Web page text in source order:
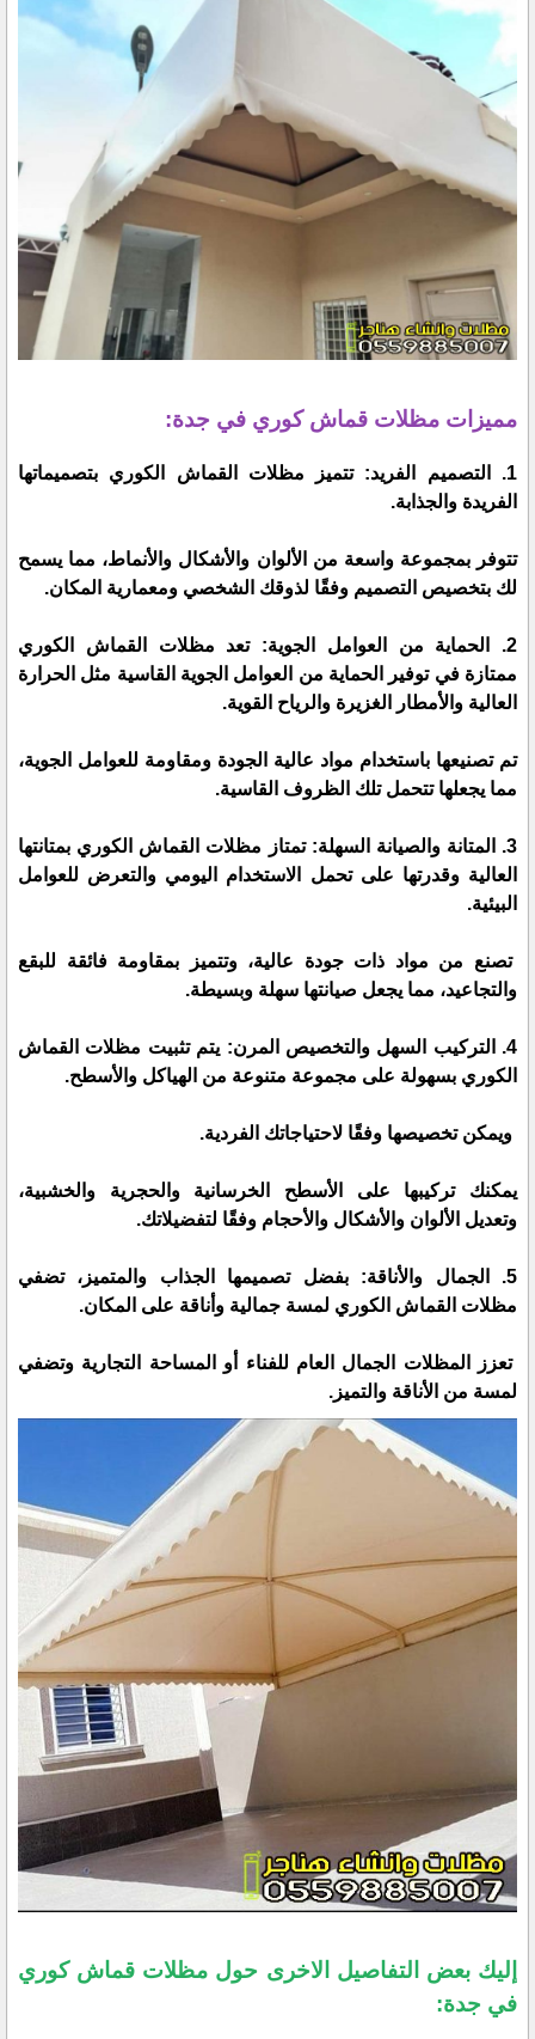
مميزات مظلات قماش كوري في جدة:
1. التصميم الفريد: تتميز مظلات القماش الكوري بتصميماتها
الفريدة والجذابة.
تتوفر بمجموعة واسعة من الألوان والأشكال والأنماط، مما يسمح
لك بتخصيص التصميم وفقًا لذوقك الشخصي ومعمارية المكان.
2. الحماية من العوامل الجوية: تعد مظلات القماش الكوري
ممتازة في توفير الحماية من العوامل الجوية القاسية مثل الحرارة
العالية والأمطار الغزيرة والرياح القوية.
تم تصنيعها باستخدام مواد عالية الجودة ومقاومة للعوامل الجوية،
مما يجعلها تتحمل تلك الظروف القاسية.
3. المتانة والصيانة السهلة: تمتاز مظلات القماش الكوري بمتانتها
العالية وقدرتها على تحمل الاستخدام اليومي والتعرض للعوامل
البيئية.
تصنع من مواد ذات جودة عالية، وتتميز بمقاومة فائقة للبقع
والتجاعيد، مما يجعل صيانتها سهلة وبسيطة.
4. التركيب السهل والتخصيص المرن: يتم تثبيت مظلات القماش
الكوري بسهولة على مجموعة متنوعة من الهياكل والأسطح.
ويمكن تخصيصها وفقًا لاحتياجاتك الفردية.
يمكنك تركيبها على الأسطح الخرسانية والحجرية والخشبية،
وتعديل الألوان والأشكال والأحجام وفقًا لتفضيلاتك.
5. الجمال والأناقة: بفضل تصميمها الجذاب والمتميز، تضفي
مظلات القماش الكوري لمسة جمالية وأناقة على المكان.
تعزز المظلات الجمال العام للفناء أو المساحة التجارية وتضفي
لمسة من الأناقة والتميز.
إليك بعض التفاصيل الاخرى حول مظلات قماش كوري
في جدة: